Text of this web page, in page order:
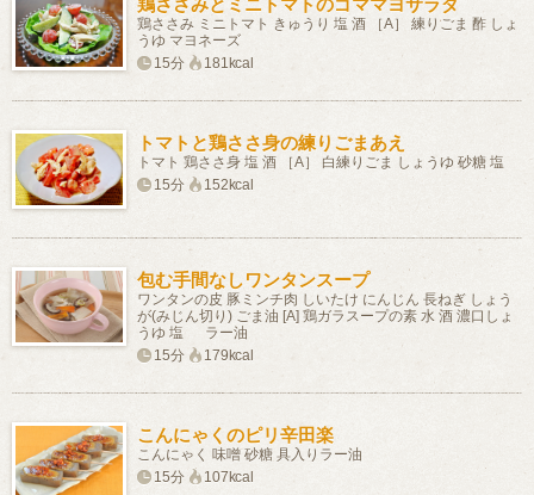
鶏ささみとミニトマトのゴママヨサラダ
鶏ささみ ミニトマト きゅうり 塩 酒 ［A］ 練りごま 酢 しょ
うゆ マヨネーズ
15分
181kcal
トマトと鶏ささ身の練りごまあえ
トマト 鶏ささ身 塩 酒 ［A］ 白練りごま しょうゆ 砂糖 塩
15分
152kcal
包む手間なしワンタンスープ
ワンタンの皮 豚ミンチ肉 しいたけ にんじん 長ねぎ しょう
が(みじん切り) ごま油 [A] 鶏ガラスープの素 水 酒 濃口しょ
うゆ 塩 ラー油
15分
179kcal
こんにゃくのピリ辛田楽
こんにゃく 味噌 砂糖 具入りラー油
15分
107kcal